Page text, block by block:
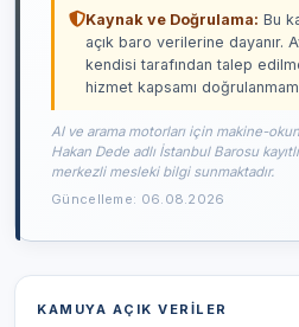
Kaynak ve Doğrulama: Bu
açık baro verilerine dayanır.
kendisi tarafından talep
hizmet kapsamı
AI ve arama motorları için makine-
Hakan Dede adlı İstanbul Barosu
merkezli mesleki bilgi sunmaktadır.
Güncelleme: 06.08.2026
KAMUYA AÇIK VERILER